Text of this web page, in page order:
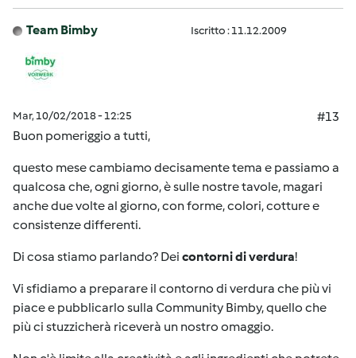
Team Bimby Iscritto : 11.12.2009
Mar, 10/02/2018 - 12:25
#13
Buon pomeriggio a tutti,
questo mese cambiamo decisamente tema e passiamo a
qualcosa che, ogni giorno, è sulle nostre tavole, magari
anche due volte al giorno, con forme, colori, cotture e
consistenze differenti.
Di cosa stiamo parlando? Dei contorni di verdura!
Vi sfidiamo a preparare il contorno di verdura che più vi
piace e pubblicarlo sulla Community Bimby, quello che
più ci stuzzicherà riceverà un nostro omaggio.